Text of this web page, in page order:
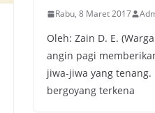
Rabu, 8 Maret 2017
Oleh: Zain D. E.
angin pagi
jiwa-jiwa yang
bergoyang terkena